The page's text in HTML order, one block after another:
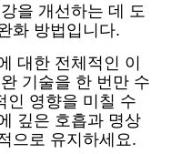
을 개선하는 데 도
화 방법입니다.
대한 전체적인 이
기술을 한 번만 수
인 영향을 미칠 수
깊은 호흡과 명상
으로 유지하세요.